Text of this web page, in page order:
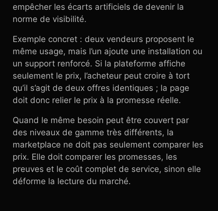
empêcher les écarts artificiels de devenir la
norme de visibilité.
Exemple concret : deux vendeurs proposent le
même usage, mais l’un ajoute une installation ou
un support renforcé. Si la plateforme affiche
seulement le prix, l’acheteur peut croire à tort
qu’il s’agit de deux offres identiques ; la page
doit donc relier le prix à la promesse réelle.
Quand le même besoin peut être couvert par
des niveaux de gamme très différents, la
marketplace ne doit pas seulement comparer les
prix. Elle doit comparer les promesses, les
preuves et le coût complet de service, sinon elle
déforme la lecture du marché.